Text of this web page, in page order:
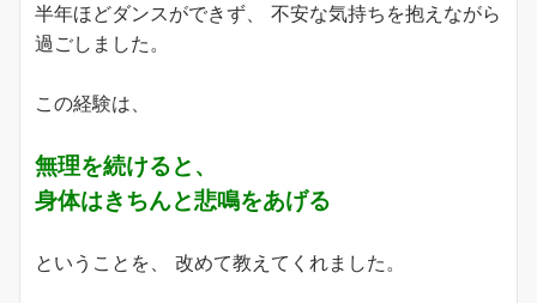
半年ほどダンスができず、 不安な気持ちを抱えながら
過ごしました。
この経験は、
無理を続けると、
身体はきちんと悲鳴をあげる
ということを、 改めて教えてくれました。